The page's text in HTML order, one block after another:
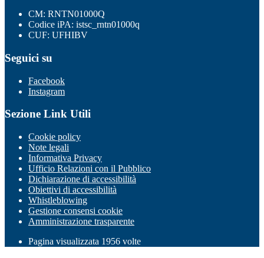
CM: RNTN01000Q
Codice iPA: istsc_rntn01000q
CUF: UFHIBV
Seguici su
Facebook
Instagram
Sezione Link Utili
Cookie policy
Note legali
Informativa Privacy
Ufficio Relazioni con il Pubblico
Dichiarazione di accessibilità
Obiettivi di accessibilità
Whistleblowing
Gestione consensi cookie
Amministrazione trasparente
Pagina visualizzata 1956 volte